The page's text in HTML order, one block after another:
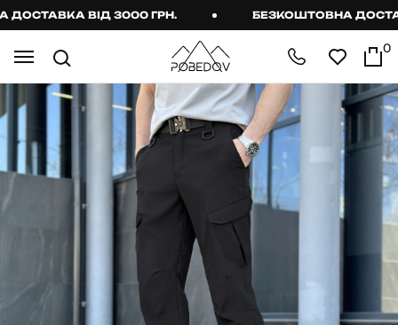
ВІД 3000 ГРН. БЕЗКОШТОВНА
0